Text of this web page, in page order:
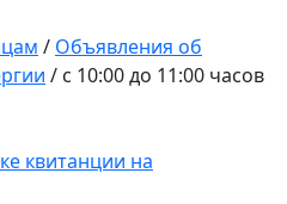
/ Объявления об
/ с 10:00 до 11:00 часов
квитанции на